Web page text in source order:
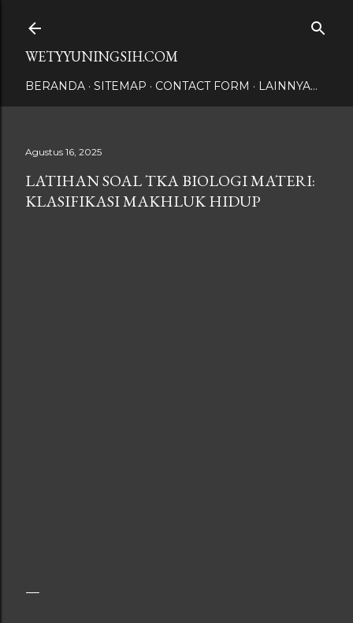
WETYYUNINGSIH.COM
BERANDA SITEMAP CONTACT FORM LAINNYA…
Agustus 16, 2025
LATIHAN SOAL TKA BIOLOGI MATERI:
KLASIFIKASI MAKHLUK HIDUP